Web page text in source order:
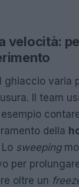
velocità:
ghiaccio varia
Il team
della
Lo sweeping
per
oltre un